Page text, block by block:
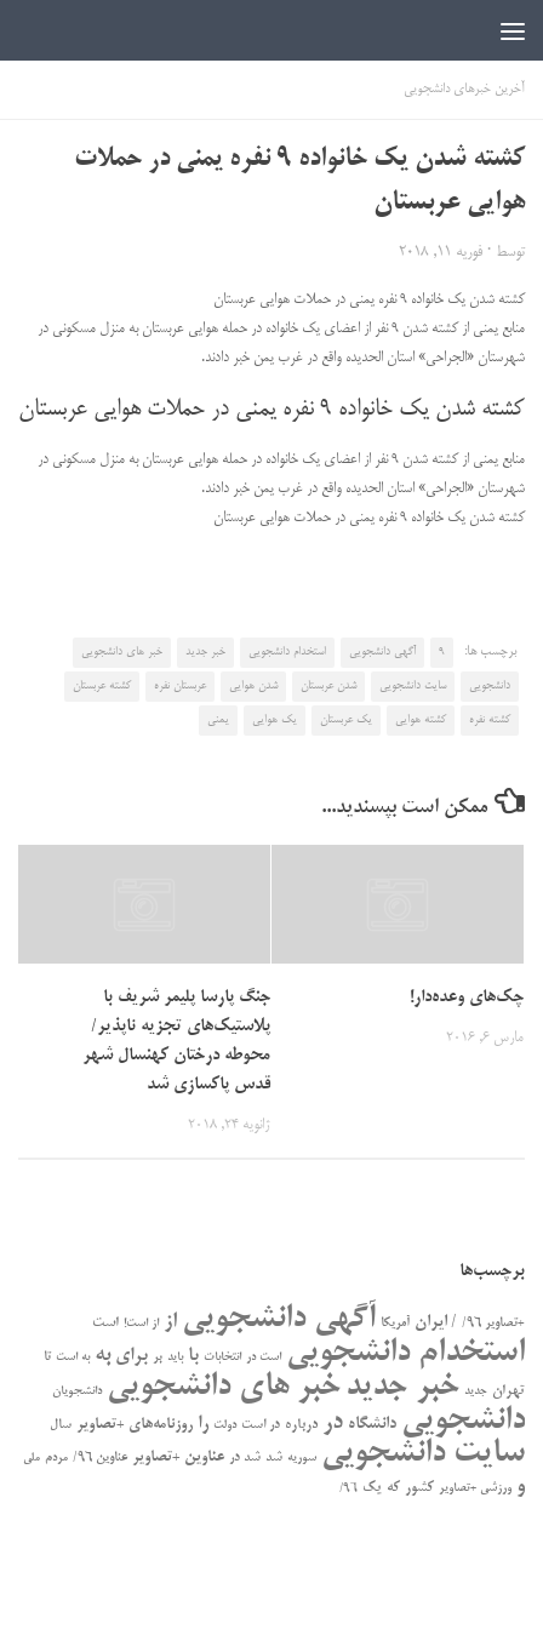
آخرین خبرهای دانشجویی
کشته شدن یک خانواده ۹ نفره یمنی در حملات
هوایی عربستان
توسط · فوریه 11, 2018
کشته شدن یک خانواده ۹ نفره یمنی در حملات هوایی عربستان
منابع یمنی از کشته شدن ۹ نفر از اعضای یک خانواده در حمله هوایی عربستان به منزل مسکونی در
شهرستان «الجراحی» استان الحدیده واقع در غرب یمن خبر دادند.
کشته شدن یک خانواده ۹ نفره یمنی در حملات هوایی عربستان
منابع یمنی از کشته شدن ۹ نفر از اعضای یک خانواده در حمله هوایی عربستان به منزل مسکونی در
شهرستان «الجراحی» استان الحدیده واقع در غرب یمن خبر دادند.
کشته شدن یک خانواده ۹ نفره یمنی در حملات هوایی عربستان
برچسب ها: 9 آگهی دانشجویی استخدام دانشجویی خبر جدید خبر های دانشجویی
دانشجویی سایت دانشجویی شدن عربستان شدن هوایی عربستان نفره کشته عربستان
کشته نفره کشته هوایی یک عربستان یک هوایی یمنی
ممکن است بپسندید...
چک‌های وعده‌دار!
مارس 6, 2016
جنگ پارسا پلیمر شریف با
پلاستیک‌های تجزیه ناپذیر/
محوطه درختان کهنسال شهر
قدس پاکسازی شد
ژانویه 24, 2018
برچسب‌ها
+تصاویر ۹۶/ / ایران آمریکا آگهی دانشجویی از از است! است
استخدام دانشجویی است در انتخابات با باید بر برای به به است تا
تهران جدید خبر جدید خبر های دانشجویی دانشجویان
دانشجویی دانشگاه در درباره در ﺍﺳﺖ دولت را روزنامه‌های +تصاویر سال
سایت دانشجویی سوریه شد شد در عناوین +تصاویر عناوین ۹۶/ مردم ملی
و ورزشی +تصاویر کشور که یک ۹۶/